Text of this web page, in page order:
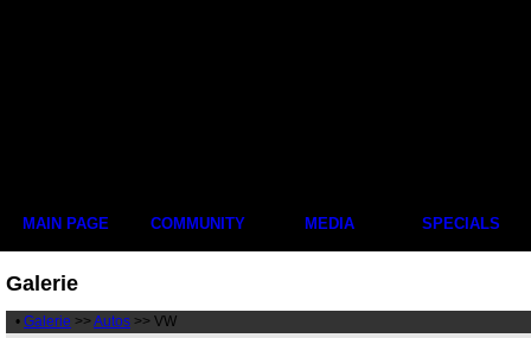
MAIN PAGE COMMUNITY MEDIA SPECIALS
Galerie
• Galerie >> Autos >> VW